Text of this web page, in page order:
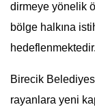
dirmeye yönelik
bölge halkına
hedeflenmektedir.
Birecik
rayanlara yeni